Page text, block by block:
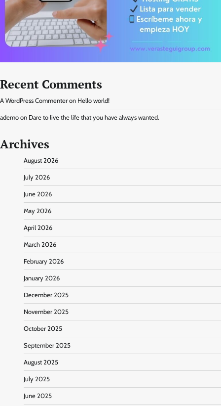
Recent Comments
A WordPress Commenter on Hello world!
ademo on Dare to live the life that you have always wanted.
Archives
August 2026
July 2026
June 2026
May 2026
April 2026
March 2026
February 2026
January 2026
December 2025
November 2025
October 2025
September 2025
August 2025
July 2025
June 2025